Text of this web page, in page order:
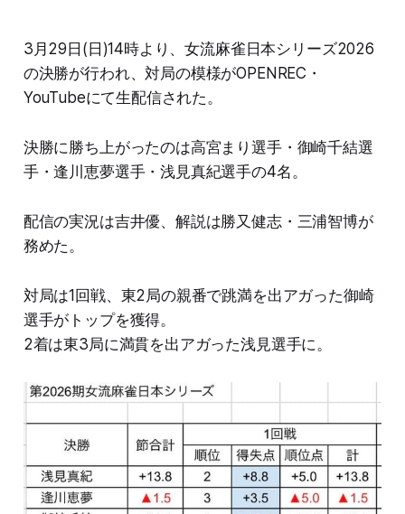
3月29日(日)14時より、女流麻雀日本シリーズ2026
の決勝が行われ、対局の模様がOPENREC・
YouTubeにて生配信された。
決勝に勝ち上がったのは高宮まり選手・御崎千結選
手・逢川恵夢選手・浅見真紀選手の4名。
配信の実況は吉井優、解説は勝又健志・三浦智博が
務めた。
対局は1回戦、東2局の親番で跳満を出アガった御崎
選手がトップを獲得。
2着は東3局に満貫を出アガった浅見選手に。